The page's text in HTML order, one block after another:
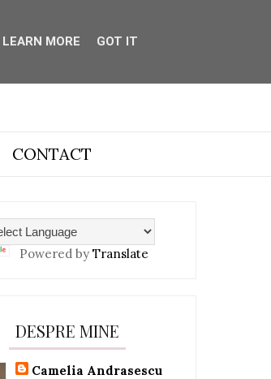
CONTACT
Powered by Translate
DESPRE MINE
Camelia Andrasescu
LEARN MORE GOT IT